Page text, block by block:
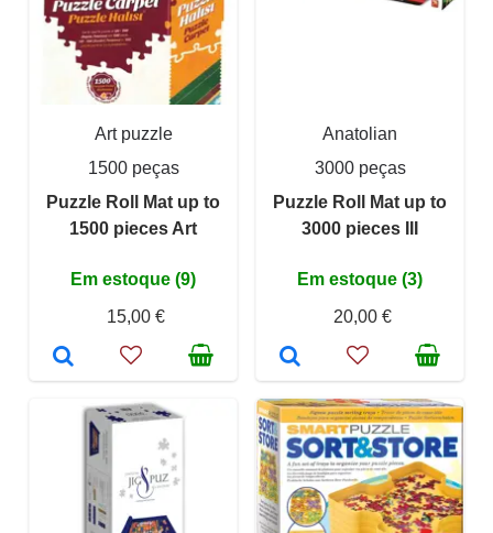
Art puzzle
1500 peças
Puzzle Roll Mat up to
1500 pieces Art
Em estoque (9)
15,00 €
Anatolian
3000 peças
Puzzle Roll Mat up to
3000 pieces III
Em estoque (3)
20,00 €